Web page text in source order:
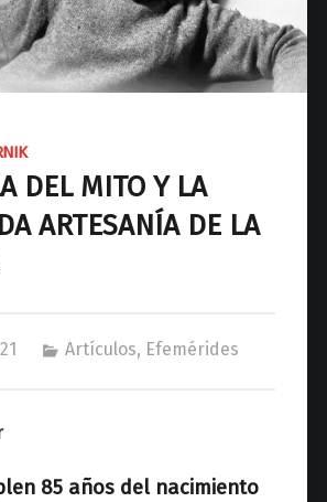
i
o
n
e
J
o
P
DEL MITO Y LA
ARTESANÍA DE LA
Artículos, Efemérides
85 años del nacimiento